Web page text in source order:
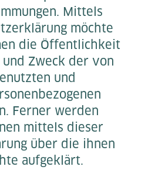
Mittels
möchte
die Öffentlichkeit
Zweck der von
und
Ferner werden
mittels dieser
über die ihnen
aufgeklärt.